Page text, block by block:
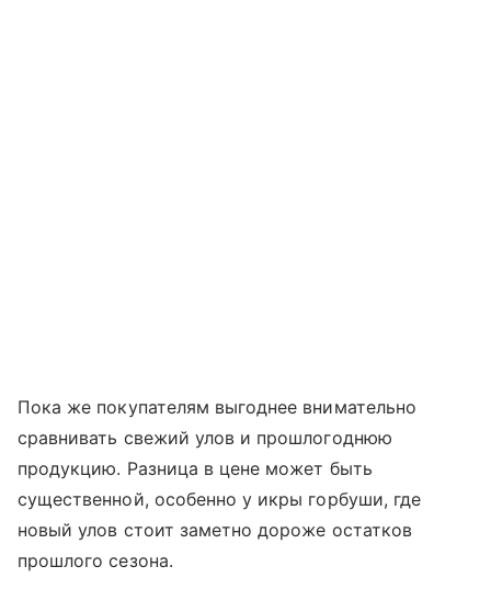
Пока же покупателям выгоднее внимательно
сравнивать свежий улов и прошлогоднюю
продукцию. Разница в цене может быть
существенной, особенно у икры горбуши, где
новый улов стоит заметно дороже остатков
прошлого сезона.